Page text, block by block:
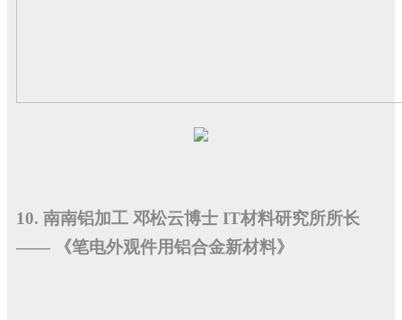
10. 南南铝加工 邓松云博士 IT材料研究所所长
—— 《笔电外观件用铝合金新材料》